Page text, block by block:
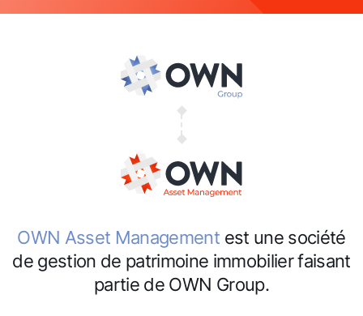
OWN Asset Management est une société
de gestion de patrimoine immobilier faisant
partie de OWN Group.